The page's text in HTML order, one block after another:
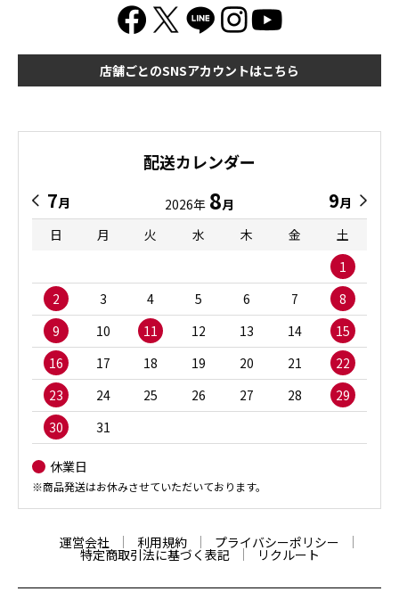
店舗ごとのSNSアカウントはこちら
配送カレンダー
7月 2026年 8月 9月
日
月 火 水 木 金
土
1
2
3 4 5 6 7
8
9
10 11 12 13 14
15
16
17 18 19 20 21
22
23
24 25 26 27 28
29
30
31
休業日
※商品発送はお休みさせていただいております。
運営会社 利用規約 プライバシーポリシー
特定商取引法に基づく表記 リクルート